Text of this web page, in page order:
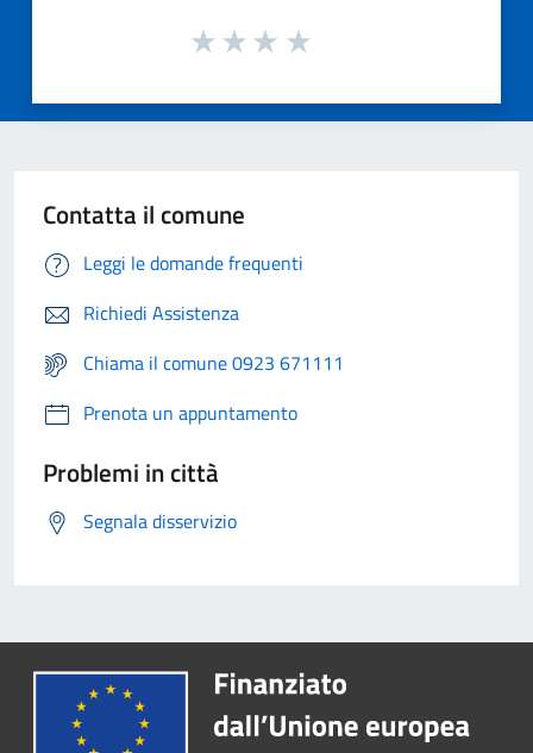
Contatta il comune
Leggi le domande frequenti
Richiedi Assistenza
Chiama il comune 0923 671111
Prenota un appuntamento
Problemi in città
Segnala disservizio